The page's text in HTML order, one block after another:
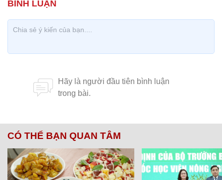
CÓ THỂ BẠN QUAN TÂM